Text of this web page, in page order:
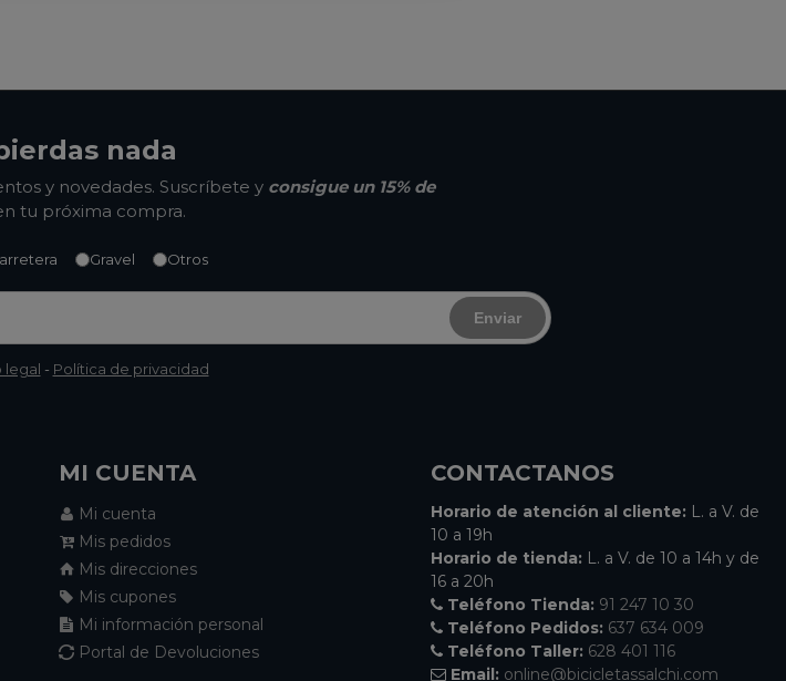
nada
y novedades. Suscríbete y consigue un 15% de
tu próxima compra.
Gravel Otros
Enviar
legal - Política de privacidad
MI CUENTA
Mi cuenta
Mis pedidos
Mis direcciones
Mis cupones
Mi información personal
Portal de Devoluciones
CONTACTANOS
Horario de atención al cliente: L. a V. de
10 a 19h
Horario de tienda: L. a V. de 10 a 14h y de
16 a 20h
Teléfono Tienda: 91 247 10 30
Teléfono Pedidos: 637 634 009
Teléfono Taller: 628 401 116
Email: online@bicicletassalchi.com